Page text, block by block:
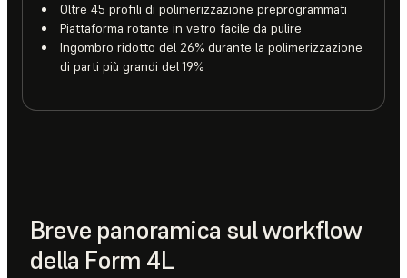
Oltre 45 profili di polimerizzazione preprogrammati
Piattaforma rotante in vetro facile da pulire
Ingombro ridotto del 26% durante la polimerizzazione
di parti più grandi del 19%
Breve panoramica sul workflow
della Form 4L